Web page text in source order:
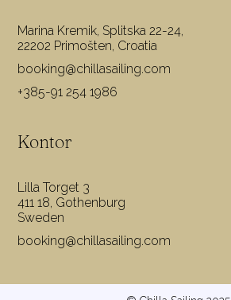
Marina Kremik, Splitska 22-24,
22202 Primošten, Croatia
booking@chillasailing.com
+385-91 254 1986
Kontor
Lilla Torget 3
411 18, Gothenburg
Sweden
booking@chillasailing.com